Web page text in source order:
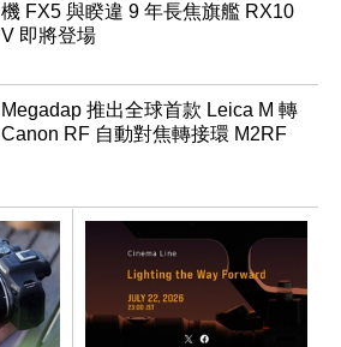
機 FX5 與睽違 9 年長焦旗艦 RX10
V 即將登場
Megadap 推出全球首款 Leica M 轉
Canon RF 自動對焦轉接環 M2RF